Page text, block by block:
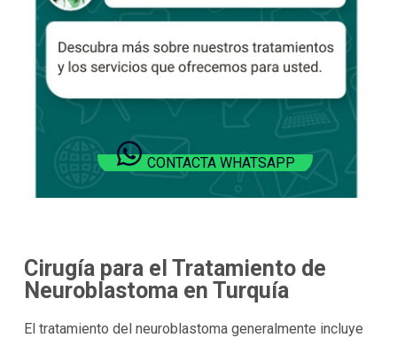
CONTACTA WHATSAPP
Cirugía para el Tratamiento de
Neuroblastoma en Turquía
El tratamiento del neuroblastoma generalmente incluye